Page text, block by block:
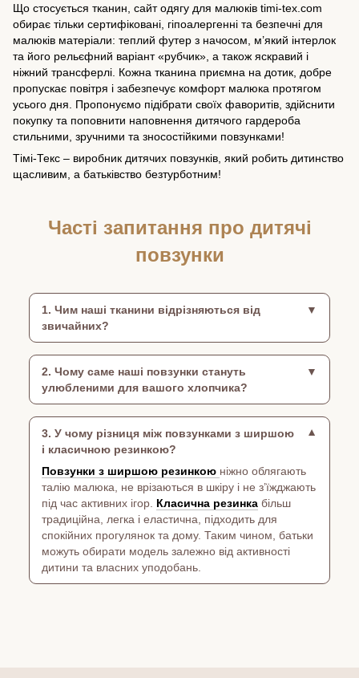
Що стосується тканин, сайт одягу для малюків timi-tex.com
обирає тільки сертифіковані, гіпоалергенні та безпечні для
малюків матеріали: теплий футер з начосом, м’який інтерлок
та його рельєфний варіант «рубчик», а також яскравий і
ніжний трансферлі. Кожна тканина приємна на дотик, добре
пропускає повітря і забезпечує комфорт малюка протягом
усього дня. Пропонуємо підібрати своїх фаворитів, здійснити
покупку та поповнити наповнення дитячого гардероба
стильними, зручними та зносостійкими повзунками!
Тімі-Текс – виробник дитячих повзунків, який робить дитинство
щасливим, а батьківство безтурботним!
Часті запитання про дитячі
повзунки
1. Чим наші тканини відрізняються від
звичайних?
2. Чому саме наші повзунки стануть
улюбленими для вашого хлопчика?
3. У чому різниця між повзунками з ширшою
і класичною резинкою?
Повзунки з ширшою резинкою ніжно облягають
талію малюка, не врізаються в шкіру і не з’їжджають
під час активних ігор. Класична резинка більш
традиційна, легка і еластична, підходить для
спокійних прогулянок та дому. Таким чином, батьки
можуть обирати модель залежно від активності
дитини та власних уподобань.